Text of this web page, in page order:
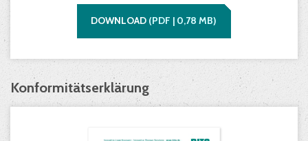
DOWNLOAD (PDF | 0,78 MB)
Konformitätserklärung